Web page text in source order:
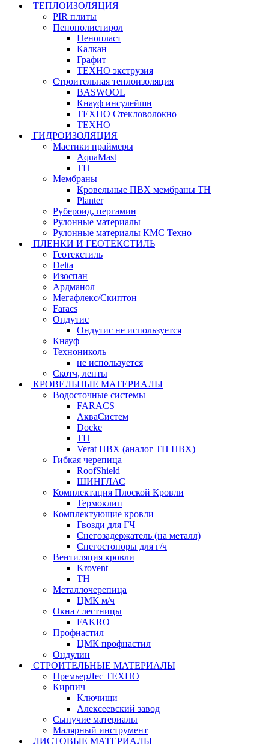
ТЕПЛОИЗОЛЯЦИЯ
PIR плиты
Пенополистирол
Пенопласт
Калкан
Графит
ТЕХНО экструзия
Строительная теплоизоляция
BASWOOL
Кнауф инсулейшн
ТЕХНО Стекловолокно
ТЕХНО
ГИДРОИЗОЛЯЦИЯ
Мастики праймеры
AquaMast
ТН
Мембраны
Кровельные ПВХ мембраны ТН
Planter
Рубероид, пергамин
Рулонные материалы
Рулонные материалы КМС Техно
ПЛЕНКИ И ГЕОТЕКСТИЛЬ
Геотекстиль
Delta
Изоспан
Ардманол
Мегафлекс/Скиптон
Faracs
Ондутис
Ондутис не используется
Кнауф
Технониколь
не используется
Скотч, ленты
КРОВЕЛЬНЫЕ МАТЕРИАЛЫ
Водосточные системы
FARACS
АкваСистем
Docke
ТН
Verat ПВХ (аналог ТН ПВХ)
Гибкая черепица
RoofShield
ШИНГЛАС
Комплектация Плоской Кровли
Термоклип
Комплектующие кровли
Гвозди для ГЧ
Снегозадержатель (на металл)
Снегостопоры для г/ч
Вентиляция кровли
Krovent
ТН
Металлочерепица
ЦМК м/ч
Окна / лестницы
FAKRO
Профнастил
ЦМК профнастил
Ондулин
СТРОИТЕЛЬНЫЕ МАТЕРИАЛЫ
ПремьерЛес ТЕХНО
Кирпич
Ключищи
Алексеевский завод
Сыпучие материалы
Малярный инструмент
ЛИСТОВЫЕ МАТЕРИАЛЫ